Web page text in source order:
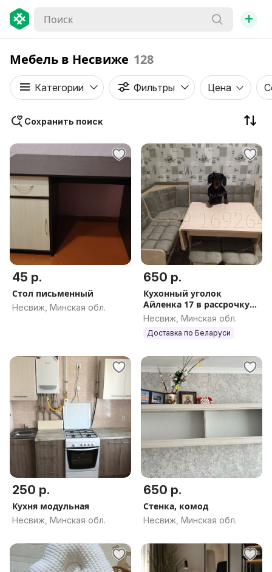
+
Мебель в Несвиже 128
Категории Фильтры Цена
Сохранить поиск
45 р.
Стол письменный
Несвиж, Минская обл.
650 р.
Кухонный уголок
Айленка 17 в рассрочку
РБ
Несвиж, Минская обл.
Доставка по Беларуси
250 р.
Кухня модульная
Несвиж, Минская обл.
650 р.
Стенка, комод
Несвиж, Минская обл.